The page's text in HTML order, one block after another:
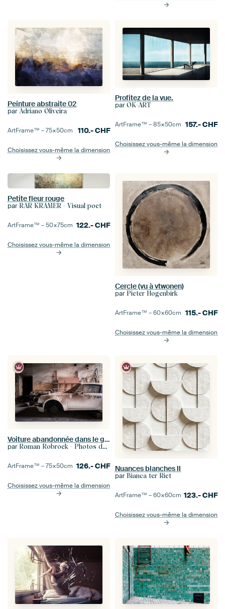
Peinture abstraite 02
par Adriano Oliveira
ArtFrame™ –75×50cm 110.-CHF
Choisissez vous-même la dimension
Profitez de la vue.
par OK-ART
ArtFrame™ –85×50cm 157.-CHF
Choisissez vous-même la dimension
Petite fleur rouge
par RAR KRAMER - Visual poet
ArtFrame™ –50×75cm 122.-CHF
Choisissez vous-même la dimension
Cercle (vu à vtwonen)
par Pieter Hogenbirk
ArtFrame™ –60×60cm 115.-CHF
Choisissez vous-même la dimension
Voiture abandonnée dans le garage.
par Roman Robroek - Photos de bâtiments abandonnés
ArtFrame™ –75×50cm 126.-CHF
Choisissez vous-même la dimension
Nuances blanches II
par Bianca ter Riet
ArtFrame™ –60×60cm 123.-CHF
Choisissez vous-même la dimension